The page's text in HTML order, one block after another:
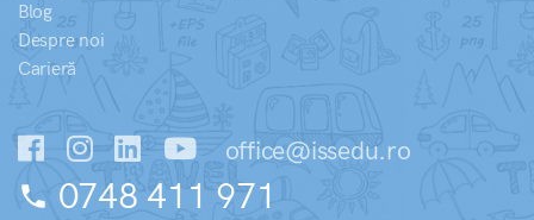
Blog
Despre noi
Carieră
office@issedu.ro
phone 0748 411 971